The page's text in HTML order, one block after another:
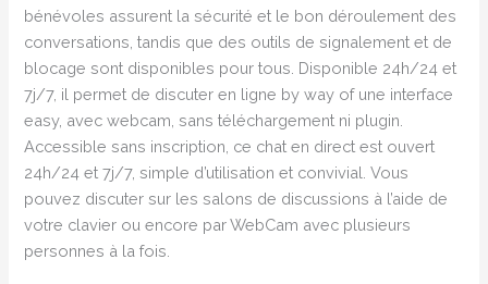
bénévoles assurent la sécurité et le bon déroulement des
conversations, tandis que des outils de signalement et de
blocage sont disponibles pour tous. Disponible 24h/24 et
7j/7, il permet de discuter en ligne by way of une interface
easy, avec webcam, sans téléchargement ni plugin.
Accessible sans inscription, ce chat en direct est ouvert
24h/24 et 7j/7, simple d’utilisation et convivial. Vous
pouvez discuter sur les salons de discussions à l’aide de
votre clavier ou encore par WebCam avec plusieurs
personnes à la fois.